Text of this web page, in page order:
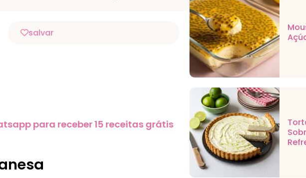
salvar
para receber 15 receitas grátis